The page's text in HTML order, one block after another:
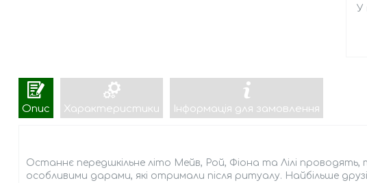
У
Опис Характеристики Інформація для замовлення
Останнє передшкільне літо Мейв, Рой, Фіона та Лілі
особливими дарами, які отримали після ритуалу. Найбільше